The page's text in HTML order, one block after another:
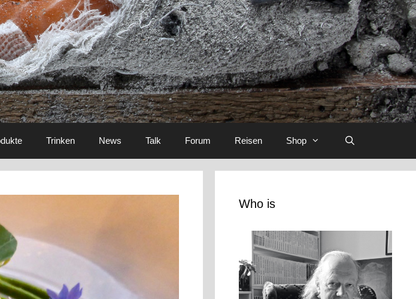
Trinken News Talk Forum Reisen Shop
Who is